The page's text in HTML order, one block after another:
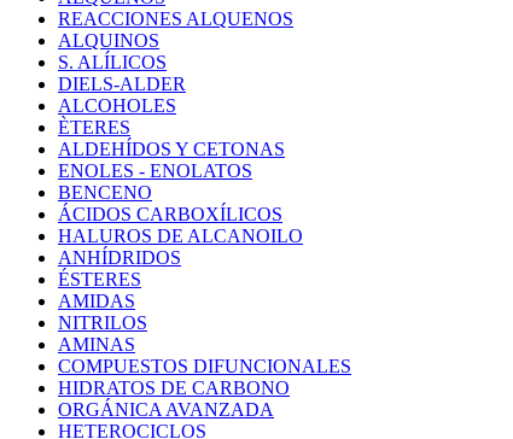
REACCIONES ALQUENOS
ALQUINOS
S. ALÍLICOS
DIELS-ALDER
ALCOHOLES
ÈTERES
ALDEHÍDOS Y CETONAS
ENOLES - ENOLATOS
BENCENO
ÁCIDOS CARBOXÍLICOS
HALUROS DE ALCANOILO
ANHÍDRIDOS
ÉSTERES
AMIDAS
NITRILOS
AMINAS
COMPUESTOS DIFUNCIONALES
HIDRATOS DE CARBONO
ORGÁNICA AVANZADA
HETEROCICLOS